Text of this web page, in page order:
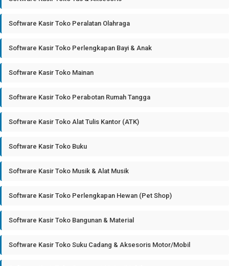
Software Kasir Toko Peralatan Olahraga
Software Kasir Toko Perlengkapan Bayi & Anak
Software Kasir Toko Mainan
Software Kasir Toko Perabotan Rumah Tangga
Software Kasir Toko Alat Tulis Kantor (ATK)
Software Kasir Toko Buku
Software Kasir Toko Musik & Alat Musik
Software Kasir Toko Perlengkapan Hewan (Pet Shop)
Software Kasir Toko Bangunan & Material
Software Kasir Toko Suku Cadang & Aksesoris Motor/Mobil